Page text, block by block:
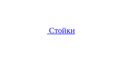
Стойки